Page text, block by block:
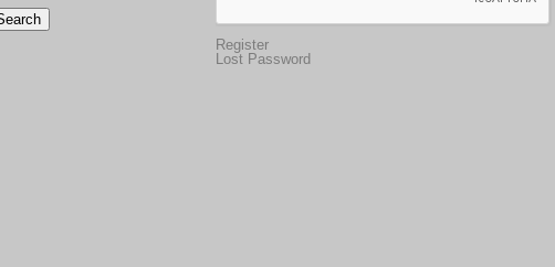
Register
Lost Password